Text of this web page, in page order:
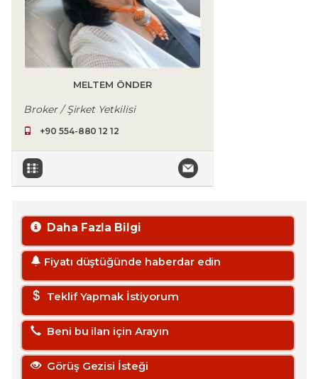
MELTEM ÖNDER
Broker / Şirket Yetkilisi
+90 554-880 12 12
Daha Fazla Bilgi
Fiyatı düştüğünde haberdar edin
Teklif Yapmak İstiyorum
Beni bu ilan için Arayın
Görüş Gezisi İsteği